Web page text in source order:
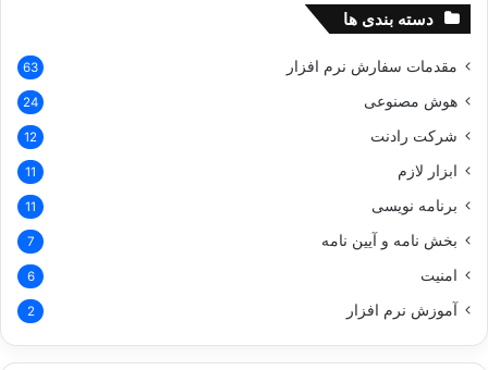
دسته بندی ها
مقدمات سفارش نرم افزار 63
هوش مصنوعی 24
شرکت رادنت 12
ابزار لازم 11
برنامه نویسی 11
بخش نامه و آیین نامه 7
امنیت 6
آموزش نرم افزار 2